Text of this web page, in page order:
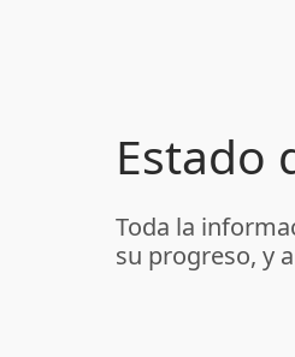
Estado
Toda la
su progreso, y